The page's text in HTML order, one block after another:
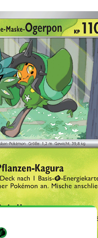
werden täglich aktualisiert.